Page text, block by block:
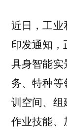
近日，工
印发通知，
具身智能实
务、特种
训空间、
作业技能、